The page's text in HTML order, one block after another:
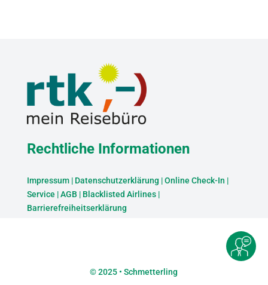
Rechtliche Informationen
Impressum| Datenschutzerklärung |Online Check-In |
Service |AGB | Blacklisted Airlines|
Barrierefreiheitserklärung
©2025 • Schmetterling